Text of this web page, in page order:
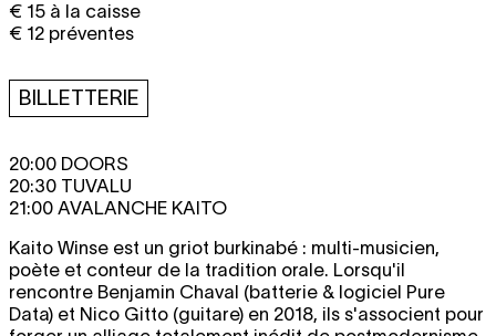
€ 15 à la caisse
€ 12 préventes
BILLETTERIE
20:00 DOORS
20:30 TUVALU
21:00 AVALANCHE KAITO
Kaito Winse est un griot burkinabé : multi-musicien,
poète et conteur de la tradition orale. Lorsqu'il
rencontre Benjamin Chaval (batterie & logiciel Pure
Data) et Nico Gitto (guitare) en 2018, ils s'associent pour